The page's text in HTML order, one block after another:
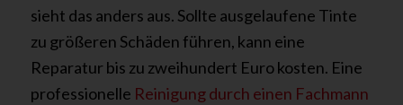
sieht das anders aus. Sollte ausgelaufene Tinte
zu größeren Schäden führen, kann eine
Reparatur bis zu zweihundert Euro kosten. Eine
professionelle Reinigung durch einen Fachmann